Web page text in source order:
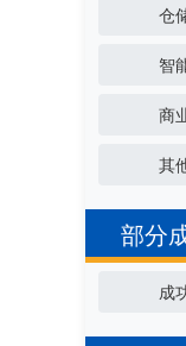
仓
智
商
其
部分
成